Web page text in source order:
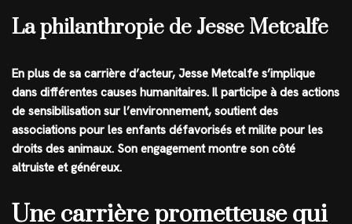
La philanthropie de Jesse Metcalfe
En plus de sa carrière d’acteur, Jesse Metcalfe s’implique
dans différentes causes humanitaires. Il participe à des actions
de sensibilisation sur l’environnement, soutient des
associations pour les enfants défavorisés et milite pour les
droits des animaux. Son engagement montre son côté
altruiste et généreux.
Une carrière prometteuse qui